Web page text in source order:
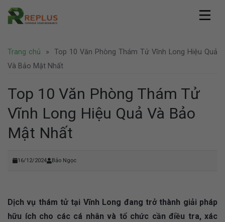
Skip
Giới thiệu
Hồ sơ năng lực
Coworking Space
Thuê chỗ ngồi làm việc
Văn phòng trọn gói
Thuê phòng họp
Văn phòng Hà Nội
Thành lập công ty
Thành lập công ty nước ngoài
Tư vấn pháp lý
Bảo hộ thương hiệu
Tin tức
Văn phòng
Khuyến mãi
Tuyển dụng
Hình ảnh
Địa điểm Thành Phố Hồ Chí Minh
Địa điểm nước ngoài
Liên hệ
Trang chủ »
Top 10 Văn Phòng Thám Tử Vĩnh Long Hiệu Quả
Và Bảo Mật Nhất
Top 10 Văn Phòng Thám Tử
Vĩnh Long Hiệu Quả Và Bảo
Mật Nhất
16/12/2024 Bảo Ngọc
Dịch vụ thám tử tại Vĩnh Long đang trở thành giải pháp
hữu ích cho các cá nhân và tổ chức cần điều tra, xác